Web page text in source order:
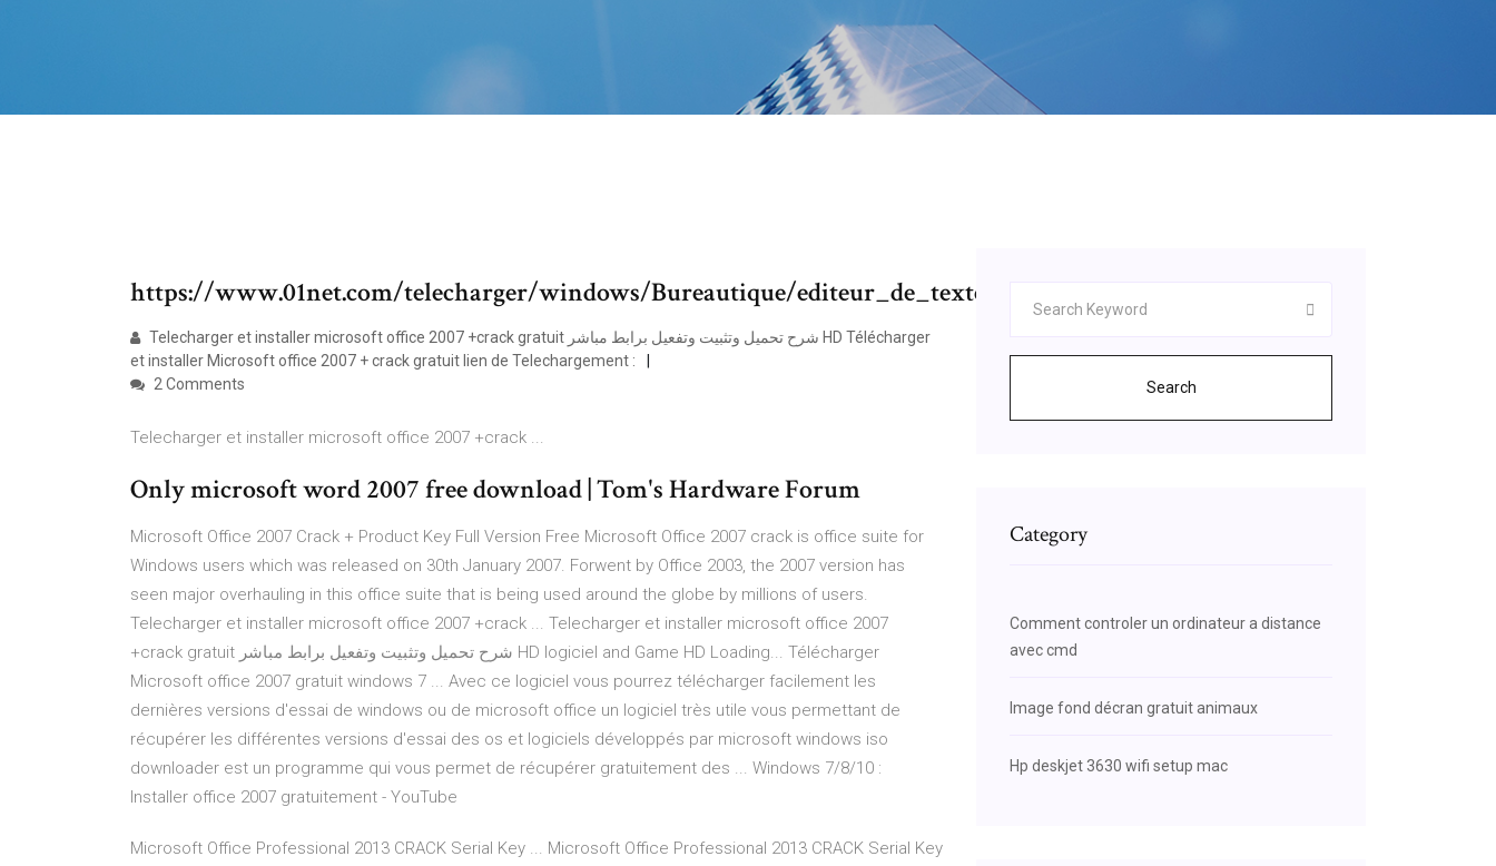
https://www.01net.com/telecharger/windows/Bureautique/editeur_de_texte/fiches/115676.html
Telecharger et installer microsoft office 2007 +crack gratuit شرح تحميل وتثبيت وتفعيل برابط مباشر HD Télécharger
et installer Microsoft office 2007 + crack gratuit lien de Telechargement :
2 Comments
Telecharger et installer microsoft office 2007 +crack ...
Only microsoft word 2007 free download | Tom's Hardware Forum
Microsoft Office 2007 Crack + Product Key Full Version Free Microsoft Office 2007 crack is office suite for
Windows users which was released on 30th January 2007. Forwent by Office 2003, the 2007 version has
seen major overhauling in this office suite that is being used around the globe by millions of users.
Telecharger et installer microsoft office 2007 +crack ... Telecharger et installer microsoft office 2007
+crack gratuit شرح تحميل وتثبيت وتفعيل برابط مباشر HD logiciel and Game HD Loading... Télécharger
Microsoft office 2007 gratuit windows 7 ... Avec ce logiciel vous pourrez télécharger facilement les
dernières versions d'essai de windows ou de microsoft office un logiciel très utile vous permettant de
récupérer les différentes versions d'essai des os et logiciels développés par microsoft windows iso
downloader est un programme qui vous permet de récupérer gratuitement des ... Windows 7/8/10 :
Installer office 2007 gratuitement - YouTube
Microsoft Office Professional 2013 CRACK Serial Key ... Microsoft Office Professional 2013 CRACK Serial Key
Search
Category
Comment controler un ordinateur a distance
avec cmd
Image fond décran gratuit animaux
Hp deskjet 3630 wifi setup mac